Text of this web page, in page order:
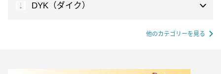
DYK（ダイク）
他のカテゴリーを見る